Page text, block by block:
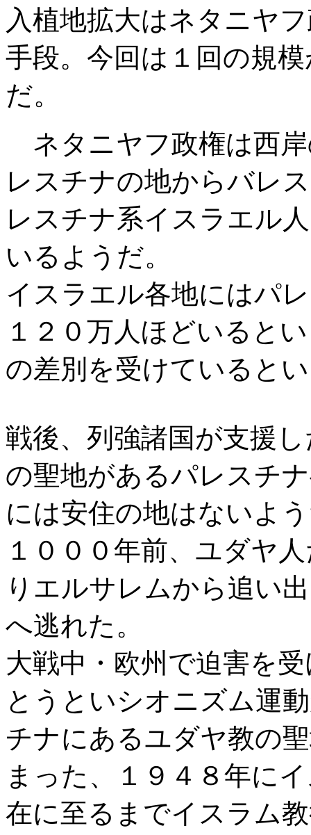
入植地拡大はネタニヤ
手段。今回は１回の規
だ。
ネタニヤフ政権は西
レスチナの地からバレ
レスチナ系イスラエル
いるようだ。
イスラエル各地にはパ
１２０万人ほどいると
の差別を受けていると
戦後、列強諸国が支援
の聖地があるパレスチ
には安住の地はないよ
１０００年前、ユダヤ
りエルサレムから追い
へ逃れた。
大戦中・欧州で迫害を
とうといシオニズム運
チナにあるユダヤ教の
まった、１９４８年に
在に至るまでイスラム